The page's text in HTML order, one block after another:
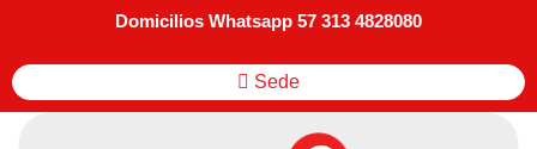
Domicilios Whatsapp 57 313 4828080
Sede